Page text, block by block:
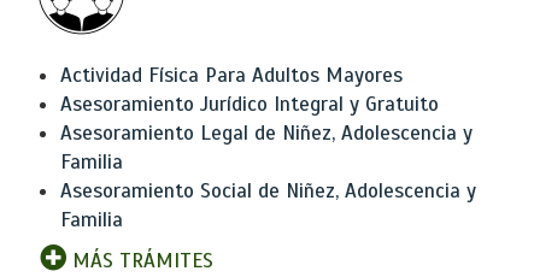
Actividad Física Para Adultos Mayores
Asesoramiento Jurídico Integral y Gratuito
Asesoramiento Legal de Niñez, Adolescencia y
Familia
Asesoramiento Social de Niñez, Adolescencia y
Familia
MÁS TRÁMITES